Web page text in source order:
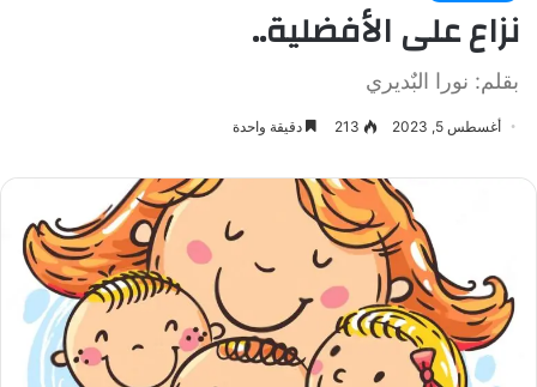
نزاع على الأفضلية..
بقلم: نورا البٌديري
أغسطس 5, 2023 213 دقيقة واحدة